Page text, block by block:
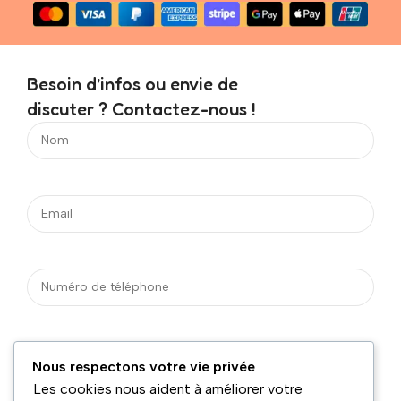
Besoin d’infos ou envie de
discuter ? Contactez-nous !
Nous respectons votre vie privée
Les cookies nous aident à améliorer votre